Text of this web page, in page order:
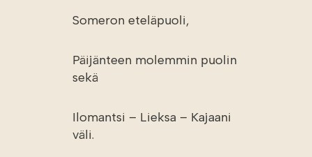
Someron eteläpuoli,
Päijänteen molemmin puolin
sekä
Ilomantsi – Lieksa – Kajaani
väli.